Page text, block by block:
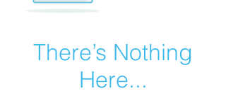
There’s Nothing
Here...